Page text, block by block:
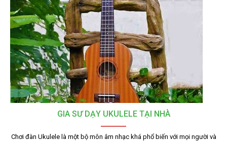
GIA SƯ DẠY UKULELE TẠI NHÀ
Chơi đàn Ukulele là một bộ môn âm nhạc khá phổ biến với mọi người và